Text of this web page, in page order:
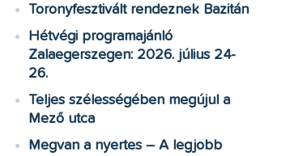
Toronyfesztivált rendeznek Bazitán
Hétvégi programajánló
Zalaegerszegen: 2026. július 24-
26.
Teljes szélességében megújul a
Mező utca
Megvan a nyertes – A legjobb